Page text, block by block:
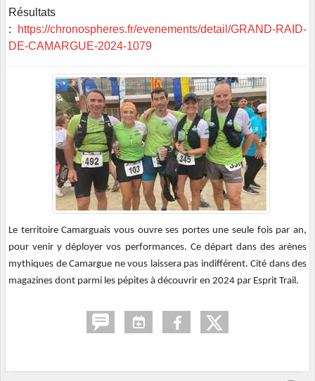
Résultats
:
https://chronospheres.fr/evenements/detail/GRAND-RAID-
DE-CAMARGUE-2024-1079
Le territoire Camarguais vous ouvre ses portes une seule fois par an,
pour venir y déployer vos performances. Ce départ dans des arènes
mythiques de Camargue ne vous laissera pas indifférent. Cité dans des
magazines dont parmi les pépites à découvrir en 2024 par Esprit Trail.